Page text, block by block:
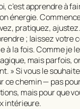
c’est apprendre à
énergie.
pratiquez, ajustez.
; laissez votre
à la fois. Comme je
mais parfois,
» Si vous le
ce chemin — pas
mais pour que
intérieure.